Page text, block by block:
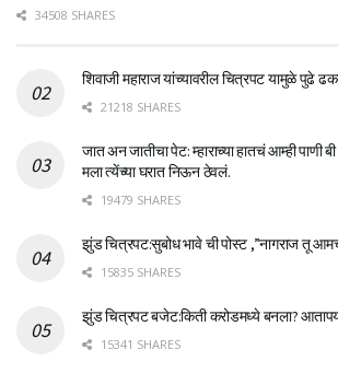
34508 SHARES
शिवाजी महाराज यांच्यावरील चित्रपट यामुळे पुढे
21218 SHARES
जात अन जातीचा पेट: म्हाराच्या हातचं आम्ही पाणी
मला त्येंच्या घरात निऊन ठेवलं.
19479 SHARES
झुंड चित्रपट:सुबोध भावे ची पोस्ट ,”नागराज तू
15835 SHARES
झुंड चित्रपट बजेट:किती करोडमध्ये बनला?
15341 SHARES